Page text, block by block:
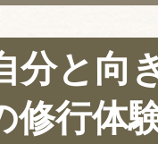
分と向
修行